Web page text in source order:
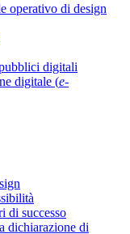
operativo di design
digitali
digitale (e-
di successo
dichiarazione di